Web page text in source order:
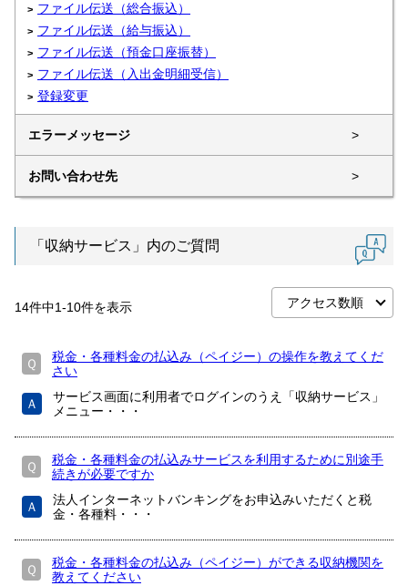
ファイル伝送（総合振込）
ファイル伝送（給与振込）
ファイル伝送（預金口座振替）
ファイル伝送（入出金明細受信）
登録変更
エラーメッセージ >
お問い合わせ先 >
「収納サービス」内のご質問
14件中1-10件を表示
Ｑ
税金・各種料金の払込み（ペイジー）の操作を教えてくだ
さい
Ａ
サービス画面に利用者でログインのうえ「収納サービス」
メニュー・・・
Ｑ
税金・各種料金の払込みサービスを利用するために別途手
続きが必要ですか
Ａ
法人インターネットバンキングをお申込みいただくと税
金・各種料・・・
Ｑ
税金・各種料金の払込み（ペイジー）ができる収納機関を
教えてください